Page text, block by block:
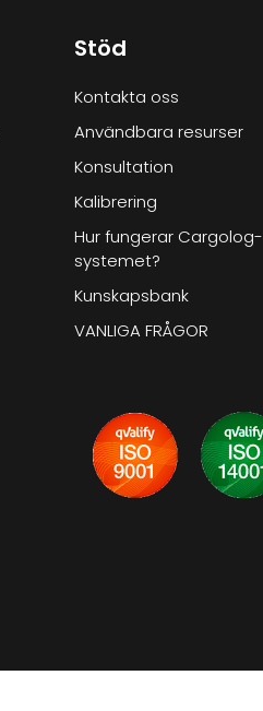
Stöd
Kontakta oss
Användbara resurser
Konsultation
Kalibrering
Hur fungerar Cargolog-
systemet?
Kunskapsbank
VANLIGA FRÅGOR